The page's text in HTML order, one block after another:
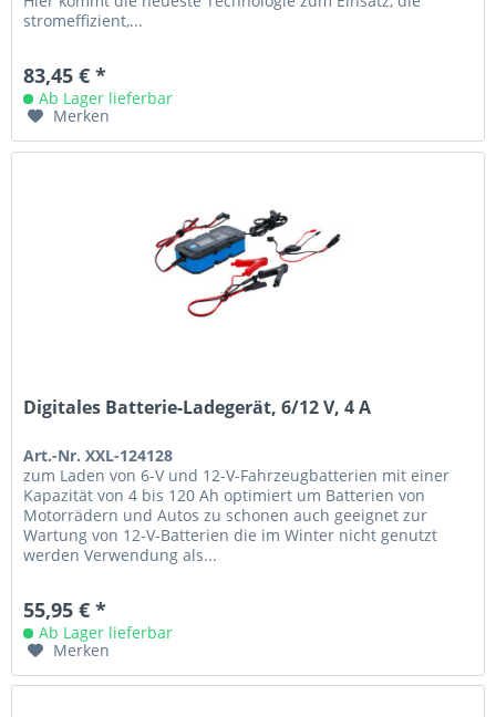
stromeffizient,...
83,45 € *
Ab Lager lieferbar
Merken
Digitales Batterie-Ladegerät, 6/12 V, 4 A
Art.-Nr. XXL-124128
zum Laden von 6-V und 12-V-Fahrzeugbatterien mit einer
Kapazität von 4 bis 120 Ah optimiert um Batterien von
Motorrädern und Autos zu schonen auch geeignet zur
Wartung von 12-V-Batterien die im Winter nicht genutzt
werden Verwendung als...
55,95 € *
Ab Lager lieferbar
Merken